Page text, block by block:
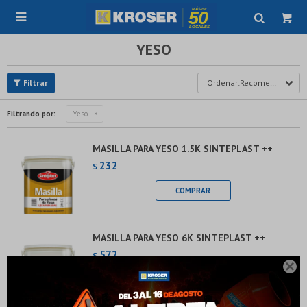


YESO
Recomendados
Filtrando por: Yeso
MASILLA PARA YESO 1.5K SINTEPLAST ++
$ 232
MASILLA PARA YESO 6K SINTEPLAST ++
$ 572
¡Sumate a la forma más ágil de comprar!
cuotas * ¡Solo con tu cédula!
* sujeto aprobación crediticia.